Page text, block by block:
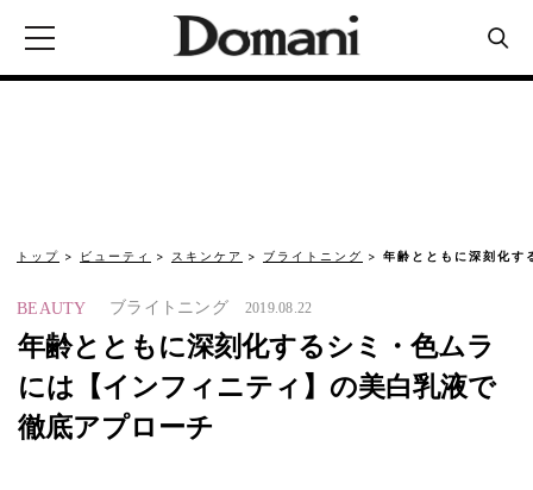
トップ ビューティ スキンケア ブライトニング 年齢とともに深刻化す
BEAUTY ブライトニング 2019.08.22
年齢とともに深刻化するシミ・色ムラ
には【インフィニティ】の美白乳液で
徹底アプローチ